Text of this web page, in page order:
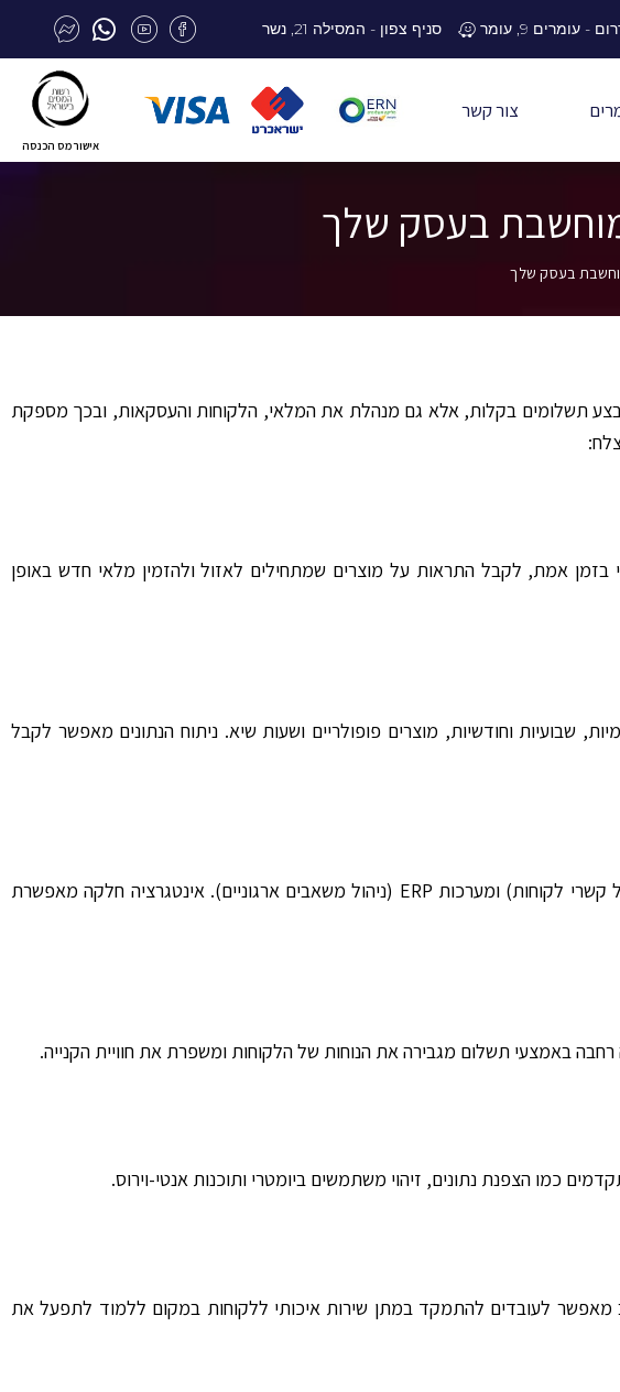
- עומרים 9, עומר סניף צפון - המסילה 21, נשר
צור קשר
אישור מס הכנסה
תשלומים בקלות, אלא גם מנהלת את המלאי, הלקוחות והעסקאות, ובכך מספקת
אמת, לקבל התראות על מוצרים שמתחילים לאזול ולהזמין מלאי חדש באופן
שבועיות וחודשיות, מוצרים פופולריים ושעות שיא. ניתוח הנתונים מאפשר לקבל
קופה ממוחשבת לעסקים צריכה להשתלב בקלות עם מערכות אחרות כמו תוכנות הנהלת חשבונות, מערכות CRM (ניהול קשרי לקוחות) ומערכות ERP (ניהול משאבים ארגוניים). אינטגרציה חלקה מאפשרת
באמצעי תשלום מגבירה את הנוחות של הלקוחות ומשפרת את חוויית הקנייה.
כמו הצפנת נתונים, זיהוי משתמשים ביומטרי ותוכנות אנטי-וירוס.
לעובדים להתמקד במתן שירות איכותי ללקוחות במקום ללמוד לתפעל את